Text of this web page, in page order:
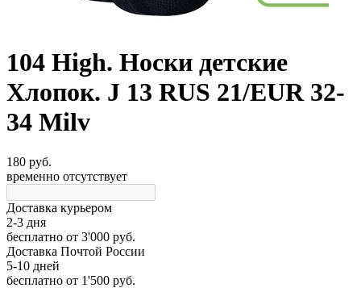
104 High. Носки детские
Хлопок. J 13 RUS 21/EUR 32-
34 Milv
180 руб.
временно отсутствует
Доставка курьером
2-3 дня
бесплатно от 3'000 руб.
Доставка Почтой России
5-10 дней
бесплатно от 1'500 руб.